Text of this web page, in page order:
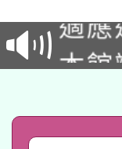
招甄
招)
適應
本館
礎課
A3